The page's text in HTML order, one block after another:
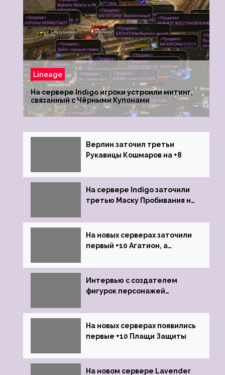
Lineage
На сервере Indigo игроки устроили митинг,
связанный с Чёрными Купонами
Верлин заточил третьи
Рукавицы Кошмаров на +8
На сервере Indigo заточили
третью Маску Пробивания на
На новых серверах заточили
первый +10 Агатион, а
Интервью с создателем
фигурок персонажей
На новых серверах появились
первые +10 Плащи Защиты
На новом сервере Lavender